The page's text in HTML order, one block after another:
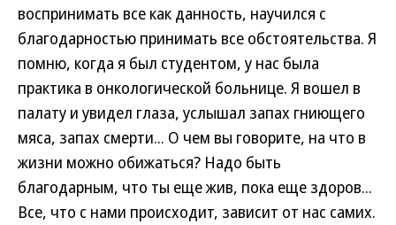
воспринимать все как данность, научился с
благодарностью принимать все обстоятельства. Я
помню, когда я был студентом, у нас была
практика в онкологической больнице. Я вошел в
палату и увидел глаза, услышал запах гниющего
мяса, запах смерти... О чем вы говорите, на что в
жизни можно обижаться? Надо быть
благодарным, что ты еще жив, пока еще здоров...
Все, что с нами происходит, зависит от нас самих.